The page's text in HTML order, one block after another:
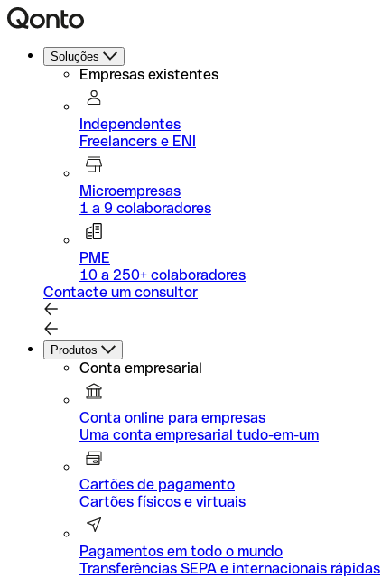
Soluções
Empresas existentes
Independentes
Freelancers e ENI
Microempresas
1 a 9 colaboradores
PME
10 a 250+ colaboradores
Contacte um consultor
Produtos
Conta empresarial
Conta online para empresas
Uma conta empresarial tudo-em-um
Cartões de pagamento
Cartões físicos e virtuais
Pagamentos em todo o mundo
Transferências SEPA e internacionais rápidas